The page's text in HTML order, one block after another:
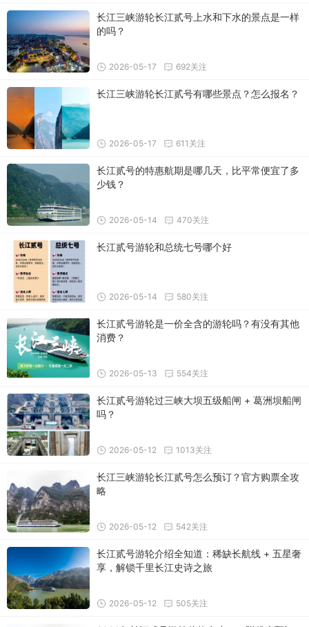
长江三峡游轮长江贰号上水和下水的景点是一样
的吗？
692关注
2026-05-17
长江三峡游轮长江贰号有哪些景点？怎么报名？
611关注
2026-05-17
长江贰号的特惠航期是哪几天，比平常便宜了多
少钱？
470关注
2026-05-14
长江贰号游轮和总统七号哪个好
580关注
2026-05-14
长江贰号游轮是一价全含的游轮吗？有没有其他
消费？
554关注
2026-05-13
长江贰号游轮过三峡大坝五级船闸 + 葛洲坝船闸
吗？
1013关注
2026-05-12
长江三峡游轮长江贰号怎么预订？官方购票全攻
略
542关注
2026-05-12
长江贰号游轮介绍全知道：稀缺长航线 + 五星奢
享，解锁千里长江史诗之旅
505关注
2026-05-12